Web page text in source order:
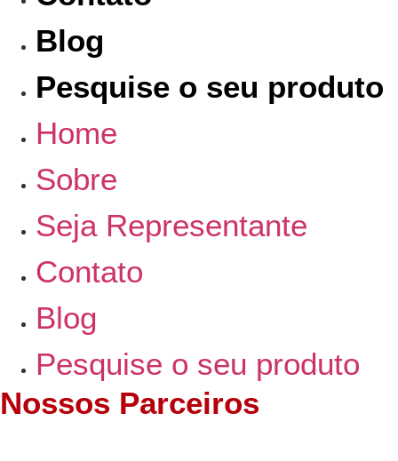
Blog
Pesquise o seu produto
Home
Sobre
Seja Representante
Contato
Blog
Pesquise o seu produto
Nossos Parceiros